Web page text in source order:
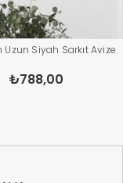
Siyah Sarkıt Avize
₺788,00